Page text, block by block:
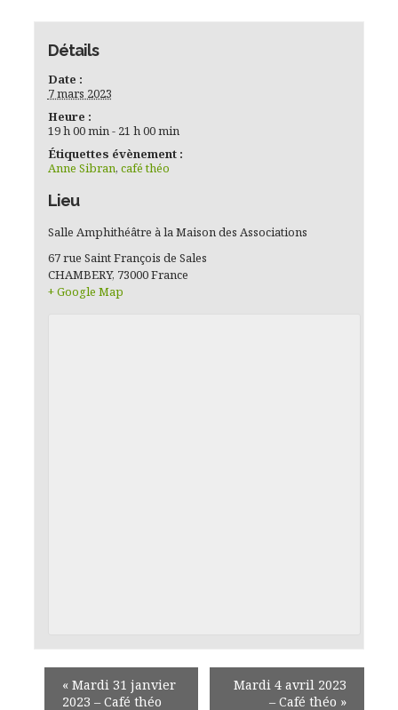
Détails
Date :
7 mars 2023
Heure :
19 h 00 min - 21 h 00 min
Étiquettes évènement :
Anne Sibran, café théo
Lieu
Salle Amphithéâtre à la Maison des Associations
67 rue Saint François de Sales
CHAMBERY, 73000France
+ Google Map
«Mardi 31 janvier
2023 – Café théo
Mardi 4 avril 2023
– Café théo »